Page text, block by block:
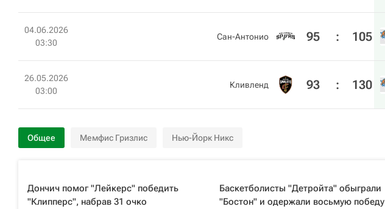
04.06.2026
03:30
Сан-Антонио 95 : 105
26.05.2026
03:00
Кливленд 93 : 130
Общее Мемфис Гризлис Нью-Йорк Никс
Дончич помог "Лейкерс" победить
"Клипперс", набрав 31 очко
Баскетболисты "Детройта" обыграли
"Бостон" и одержали восьмую победу